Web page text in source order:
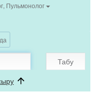
Пульмонолог
Табу